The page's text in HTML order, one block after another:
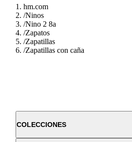
hm.com
/Ninos
/Nino 2 8a
/Zapatos
/Zapatillas
/Zapatillas con caña
COLECCIONES